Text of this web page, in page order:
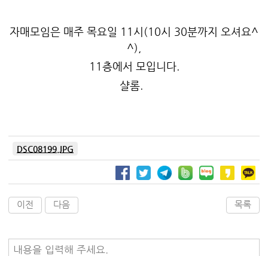
자매모임은 매주 목요일 11시(10시 30분까지 오셔요^
^),
11층에서 모입니다.
샬롬.
DSC08199.JPG
이전 다음 목록
내용을 입력해 주세요.